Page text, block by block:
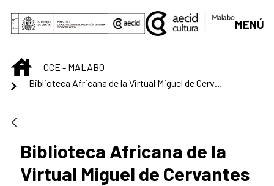
Saltar al contenido principal
MENÚ
INICIOCCE - MALABO
Biblioteca Africana de la Virtual Miguel de Cervantes
Biblioteca Africana de la
Virtual Miguel de Cervantes